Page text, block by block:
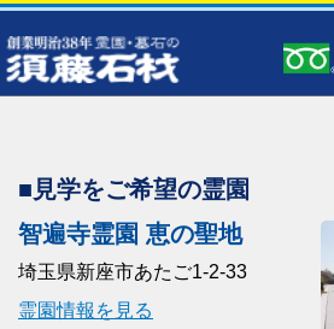
■見学をご希望の霊園
智遍寺霊園 恵の聖地
埼玉県新座市あたご1-2-33
霊園情報を見る